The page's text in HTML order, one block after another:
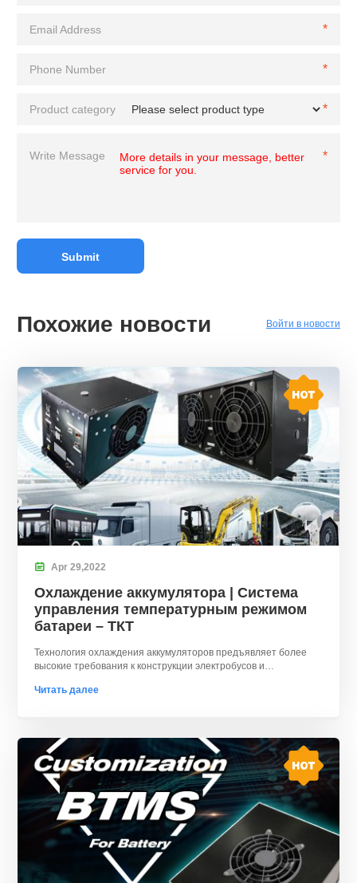
Похожие новости Войти в новости
 Apr 29,2022
Охлаждение аккумулятора | Система
управления температурным режимом
батареи – ТКТ
Технология охлаждения аккумуляторов предъявляет более
высокие требования к конструкции электробусов и
Читать далее